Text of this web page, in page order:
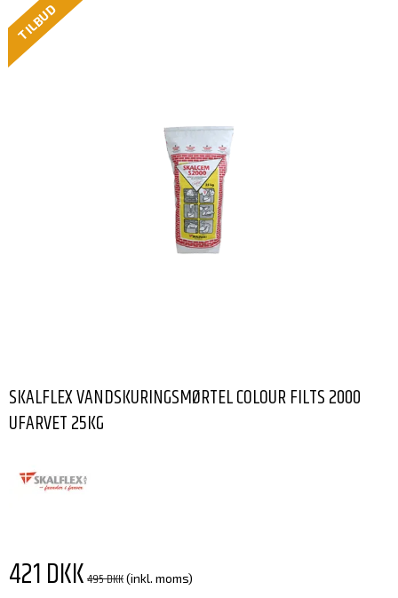
TILBUD
SKALFLEX VANDSKURINGSMØRTEL COLOUR FILTS 2000
UFARVET 25KG
421 DKK495 DKK(inkl. moms)